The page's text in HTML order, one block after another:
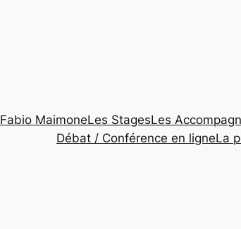
Fabio MaimoneLes StagesLes
Débat / Conférence en ligneLa